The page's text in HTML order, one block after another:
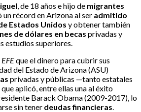
, de 18 años e hijo de migrantes
un récord en Arizona al ser admitido
Estados Unidos y obtener también
de dólares en becas privadas y
estudios superiores.
EFEque el dinero para cubrir sus
del Estado de Arizona (ASU)
privadas y públicas —tanto estatales
aplicó, entre ellas una al éxito
Barack Obama (2009-2017), lo
sin tener deudas financieras